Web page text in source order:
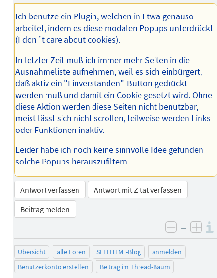
Ich benutze ein Plugin, welchen in Etwa genauso
arbeitet, indem es diese modalen Popups unterdrückt
(I don´t care about cookies).
In letzter Zeit muß ich immer mehr Seiten in die
Ausnahmeliste aufnehmen, weil es sich einbürgert,
daß aktiv ein "Einverstanden"-Button gedrückt
werden muß und damit ein Cookie gesetzt wird. Ohne
diese Aktion werden diese Seiten nicht benutzbar,
meist lässt sich nicht scrollen, teilweise werden Links
oder Funktionen inaktiv.
Leider habe ich noch keine sinnvolle Idee gefunden
solche Popups herauszufiltern...
Antwort verfassen
Antwort mit Zitat verfassen
Beitrag melden
negativ
–
Übersicht alle Foren SELFHTML-Blog
anmelden
Benutzerkonto erstellen
Beitrag im Thread-Baum